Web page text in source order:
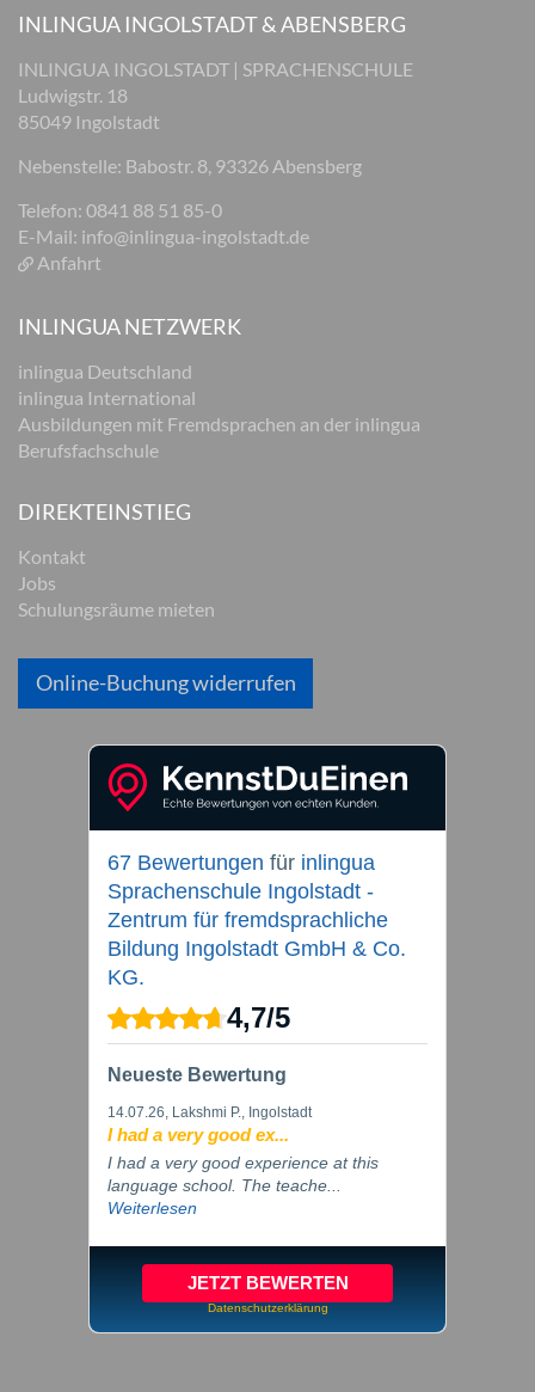
INLINGUA INGOLSTADT & ABENSBERG
INLINGUA INGOLSTADT | SPRACHENSCHULE
Ludwigstr. 18
85049 Ingolstadt
Nebenstelle: Babostr. 8, 93326 Abensberg
Telefon: 0841 88 51 85-0
E-Mail: info@inlingua-ingolstadt.de
Anfahrt
INLINGUA NETZWERK
inlingua Deutschland
inlingua International
Ausbildungen mit Fremdsprachen an der inlingua
Berufsfachschule
DIREKTEINSTIEG
Kontakt
Jobs
Schulungsräume mieten
Online-Buchung widerrufen
67 Bewertungen für inlingua
Sprachenschule Ingolstadt -
Zentrum für fremdsprachliche
Bildung Ingolstadt GmbH & Co.
KG.
4,7/5
Neueste Bewertung
14.07.26, Lakshmi P., Ingolstadt
I had a very good ex...
I had a very good experience at this
language school. The teache...
Weiterlesen
JETZT BEWERTEN
Datenschutzerklärung